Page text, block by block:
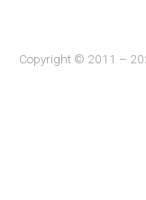
Copyright © 2011 –